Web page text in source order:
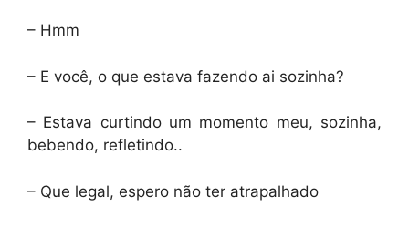
– Hmm
– E você, o que estava fazendo ai sozinha?
– Estava curtindo um momento meu, sozinha,
bebendo, refletindo..
– Que legal, espero não ter atrapalhado